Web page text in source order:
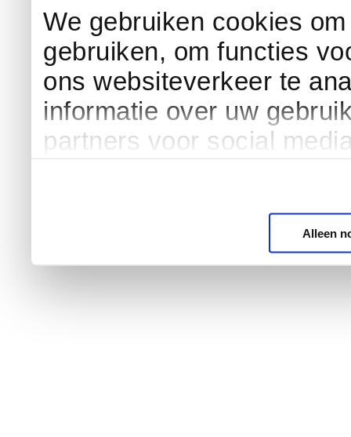
We gebruiken cookies
gebruiken, om functies
ons websiteverkeer te
informatie over uw
partners voor social
Alleen